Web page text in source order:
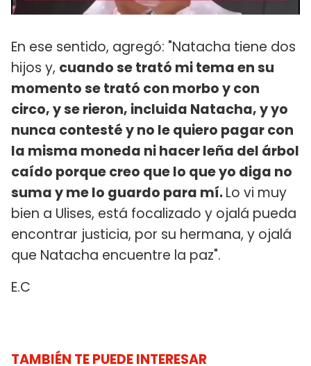
En ese sentido, agregó: "Natacha tiene dos
hijos y, cuando se trató mi tema en su
momento se trató con morbo y con
circo, y se rieron, incluida Natacha, y yo
nunca contesté y no le quiero pagar con
la misma moneda ni hacer leña del árbol
caído porque creo que lo que yo diga no
suma y me lo guardo para mí.Lo vi muy
bien a Ulises, está focalizado y ojalá pueda
encontrar justicia, por su hermana, y ojalá
que Natacha encuentre la paz".
E.C
TAMBIÉN TE PUEDE INTERESAR